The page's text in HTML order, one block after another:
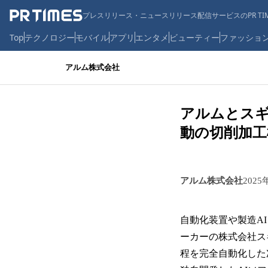
プレスリリース・ニュースリリース配信サービスのPR
Topテクノロジーモバイルアプリ エンタメ ビューティーファッショ
アルム株式会社
アルムとス
動の切削加
アルム株式会社2025
自動化装置や製造
ーカーの株式会社
程を完全自動化し